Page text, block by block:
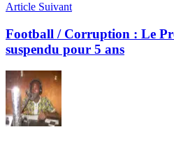
Article Suivant
Football / Corruption : Le
suspendu pour 5 ans